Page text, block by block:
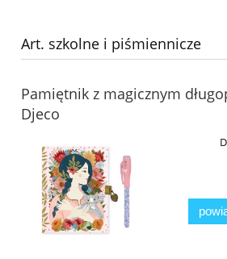
Art. szkolne i piśmiennicze
Pamiętnik z magicznym
Djeco